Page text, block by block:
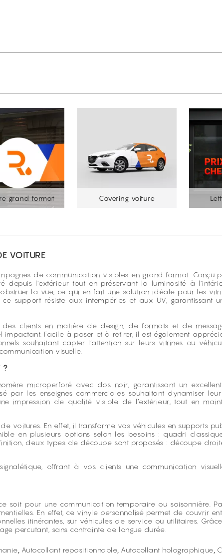
grand format Covering voiture
VOITURE
de communication visibles en grand format. Conçu
l’extérieur tout en préservant la luminosité à
la vue, ce qui en fait une solution idéale pour les
support résiste aux intempéries et aux UV, garantissant
clients en matière de design, de formats et de
Facile à poser et à retirer, il est également
souhaitant capter l’attention sur leurs vitrines ou
visuelle.
?
microperforé avec dos noir, garantissant un
par les enseignes commerciales souhaitant dynamiser
impression de qualité visible de l’extérieur, tout en
voitures. En effet, il transforme vos véhicules en supports
en plusieurs options selon les besoins : quadri
deux types de découpe sont proposés : découpe
offrant à vos clients une communication
soit pour une communication temporaire ou saisonnière.
En effet, ce vinyle personnalisé permet de couvrir
itinérantes, sur véhicules de service ou utilitaires.
percutant, sans contrainte de longue durée.
Autocollant repositionnable Autocollant holographique